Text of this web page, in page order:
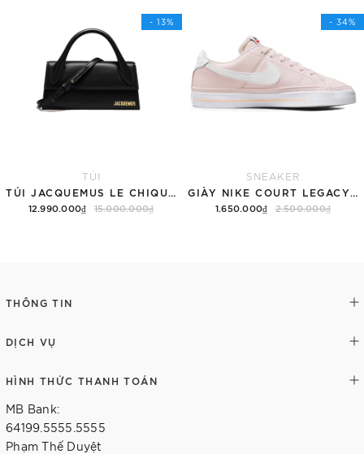
- 13%
TÚI
12.990.000₫ 15.000.000₫
- 34%
SNEAKER
1.650.000₫ 2.500.000₫
THÔNG TIN
DỊCH VỤ
HÌNH THỨC THANH TOÁN
MB Bank:
64199.5555.5555
Phạm Thế Duyệt